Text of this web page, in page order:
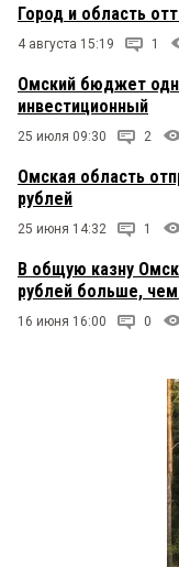
Город и область
4 августа 15:19 1
Омский бюджет
инвестиционный
25 июля 09:30 2
Омская область
рублей
25 июня 14:32 1
В общую казну
рублей больше,
16 июня 16:00 0